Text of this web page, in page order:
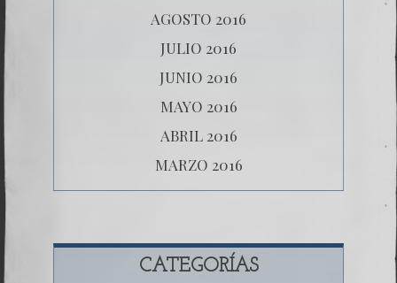
AGOSTO 2016
JULIO 2016
JUNIO 2016
MAYO 2016
ABRIL 2016
MARZO 2016
CATEGORÍAS